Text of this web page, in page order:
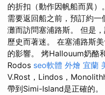
的折扣（動作因帆船而異）
需要返回船之前，預訂約
灘而訪問塞浦路斯。 但是
歷史而著迷。 在塞浦路斯
的影響。 烤Hallouum奶酪
Rodos seo軟體 外燴 宜蘭
V.Rost，Lindos，
帶到Simi-Island是正確的。